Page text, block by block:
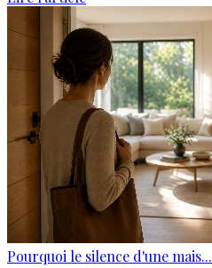
Pourquoi le silence d'une mais...